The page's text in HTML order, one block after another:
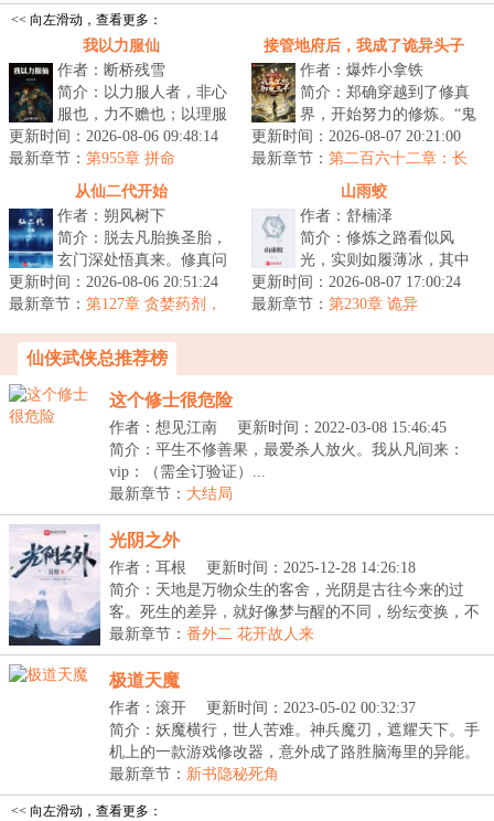
<< 向左滑动，查看更多：
我以力服仙
作者：断桥残雪
简介：以力服人者，非心
服也，力不赡也；以理服
人者，中心悦而诚服也。
不过仙人往往不讲
理……...
更新时间：2026-08-06 09:48:14
最新章节： 第955章 拼命
接管地府后，我成了诡异头子
作者：爆炸小拿铁
简介：郑确穿越到了修真
界，开始努力的修炼。“鬼
新娘，你今天怎么什么都
没做？”“灵石矿脉挖了
吗？”“...
更新时间：2026-08-07 20:21:00
最新章节： 第二百六十二章：长
福镇。（第二更！）
从仙二代开始
作者：朔风树下
简介：脱去凡胎换圣胎，
玄门深处悟真来。修真问
道，从夺舍仙二代开始！
已有万字仙侠精品完本作
更新时间：2026-08-06 20:51:24
最新章节： 第127章 贪婪药剂，
山雨蛟
作者：舒楠泽
简介：修炼之路看似风
光，实则如履薄冰，其中
的苦只有自己知道。一条
出身寒微的黑蛇，无依无
更新时间：2026-08-07 17:00:24
最新章节： 第230章 诡异
仙侠武侠总推荐榜
这个修士很危险
作者：想见江南
更新时间：2022-03-08 15:46:45
简介：平生不修善果，最爱杀人放火。我从凡间来：
vip：（需全订验证）...
最新章节： 大结局
光阴之外
作者：耳根
更新时间：2025-12-28 14:26:18
简介：天地是万物众生的客舍，光阴是古往今来的过
客。死生的差异，就好像梦与醒的不同，纷纭变换，不
可究...
最新章节： 番外二 花开故人来
极道天魔
作者：滚开
更新时间：2023-05-02 00:32:37
简介：妖魔横行，世人苦难。神兵魔刃，遮耀天下。手
机上的一款游戏修改器，意外成了路胜脑海里的异能。
也...
最新章节： 新书隐秘死角
<< 向左滑动，查看更多：